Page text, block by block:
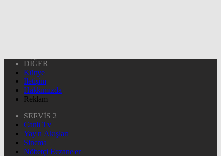
DİĞER
Künye
İletişim
Hakkımızda
Reklam
SERVİS 2
Canlı Tv
Yayın Akışları
Sinema
Nöbetçi Eczaneler